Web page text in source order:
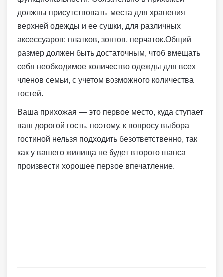
должны присутствовать места для хранения
верхней одежды и ее сушки, для различных
аксессуаров: платков, зонтов, перчаток.Общий
размер должен быть достаточным, чтоб вмещать
себя необходимое количество одежды для всех
членов семьи, с учетом возможного количества
гостей.
Ваша прихожая — это первое место, куда ступает
ваш дорогой гость, поэтому, к вопросу выбора
гостиной нельзя подходить безответственно, так
как у вашего жилища не будет второго шанса
произвести хорошее первое впечатление.